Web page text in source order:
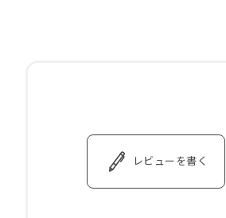
レビューを書く